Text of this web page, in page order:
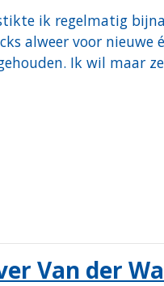
ik regelmatig
alweer voor nieuwe
Ik wil maar
Van der